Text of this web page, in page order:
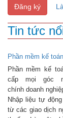
Đăng ký
Tin tức
Phần mềm kế
Phần mềm kế
cấp mọi góc
chính doanh
Nhập liệu tự
từ các giao dịch